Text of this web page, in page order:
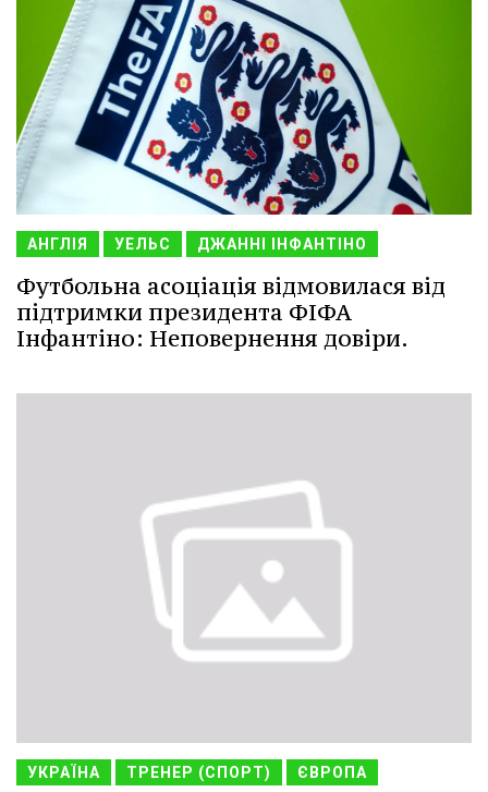
АНГЛІЯ УЕЛЬС ДЖАННІ ІНФАНТІНО
Футбольна асоціація відмовилася від
підтримки президента ФІФА
Інфантіно: Неповернення довіри.
УКРАЇНА ТРЕНЕР (СПОРТ) ЄВРОПА